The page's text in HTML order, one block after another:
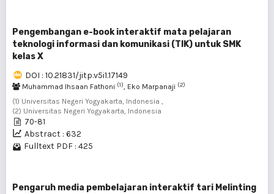
Pengembangan e-book interaktif mata pelajaran
teknologi informasi dan komunikasi (TIK) untuk SMK
kelas X
DOI : 10.21831/jitp.v5i1.17149
Muhammad Ihsaan Fathoni (1), Eko Marpanaji (2)
(1) Universitas Negeri Yogyakarta, Indonesia ,
(2) Universitas Negeri Yogyakarta, Indonesia
70-81
Abstract : 632
Fulltext PDF : 425
Pengaruh media pembelajaran interaktif tari Melinting